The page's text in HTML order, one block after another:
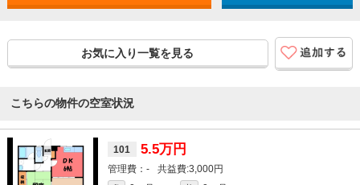
お気に入り一覧を見る
こちらの物件の空室状況
101 5.5万円
- 3,000円